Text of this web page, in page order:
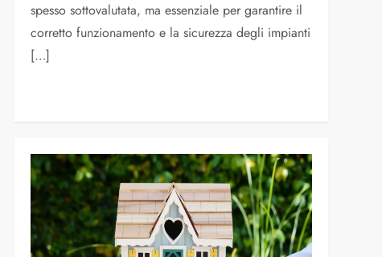
spesso sottovalutata, ma essenziale per garantire il
corretto funzionamento e la sicurezza degli impianti
[…]